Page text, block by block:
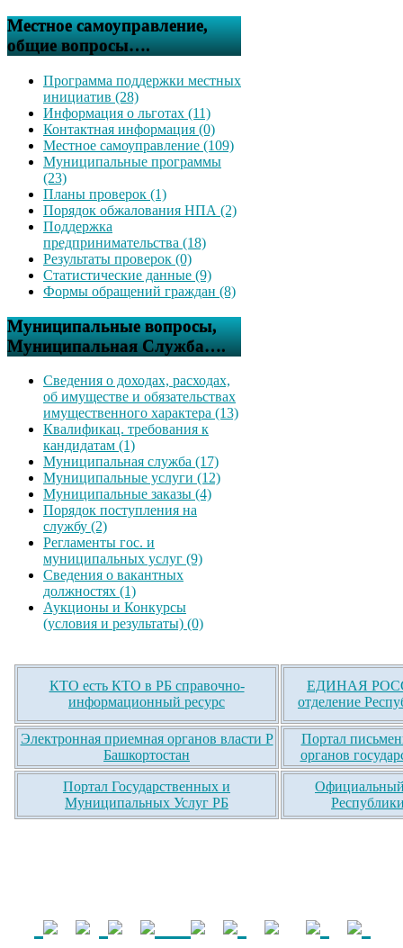
Местное самоуправление,
общие вопросы….
Программа поддержки местных
инициатив (28)
Информация о льготах (11)
Контактная информация (0)
Местное самоуправление (109)
Муниципальные программы
(23)
Планы проверок (1)
Порядок обжалования НПА (2)
Поддержка
предпринимательства (18)
Результаты проверок (0)
Статистические данные (9)
Формы обращений граждан (8)
Муниципальные вопросы,
Муниципальная Служба….
Сведения о доходах, расходах,
об имуществе и обязательствах
имущественного характера (13)
Квалификац. требования к
кандидатам (1)
Муниципальная служба (17)
Муниципальные услуги (12)
Муниципальные заказы (4)
Порядок поступления на
службу (2)
Регламенты гос. и
муниципальных услуг (9)
Сведения о вакантных
должностях (1)
Аукционы и Конкурсы
(условия и результаты) (0)
КТО есть КТО в РБ справочно-
информационный ресурс
ЕДИНАЯ
отделение
Электронная приемная органов власти Р
Башкортостан
Портал
органов
Портал Государственных и
Муниципальных Услуг РБ
Официальный